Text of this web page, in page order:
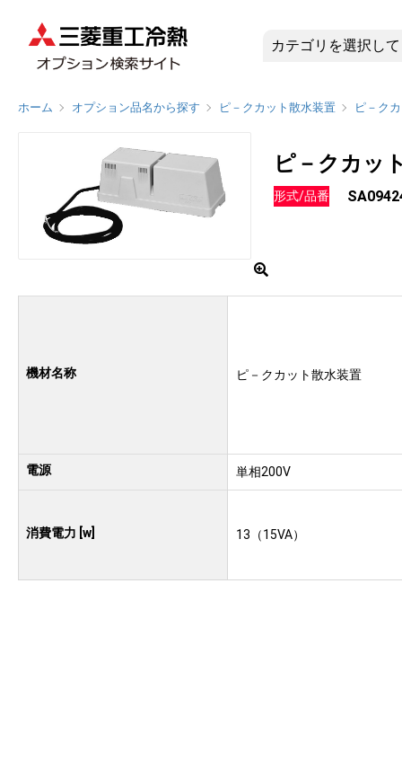
SA09424
ホーム オプション品名から探す ピ－クカット散水装置 ピ－ク
ピ－クカッ
形式/品番
機材名称 ピ－クカット散水装置
電源 単相200V
消費電力 [w] 13（15VA）